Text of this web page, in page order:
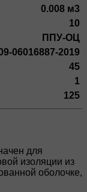
0.008 м3
10
ППУ-ОЦ
06016887-2019
45
1
125
для
изоляции из
оболочке,